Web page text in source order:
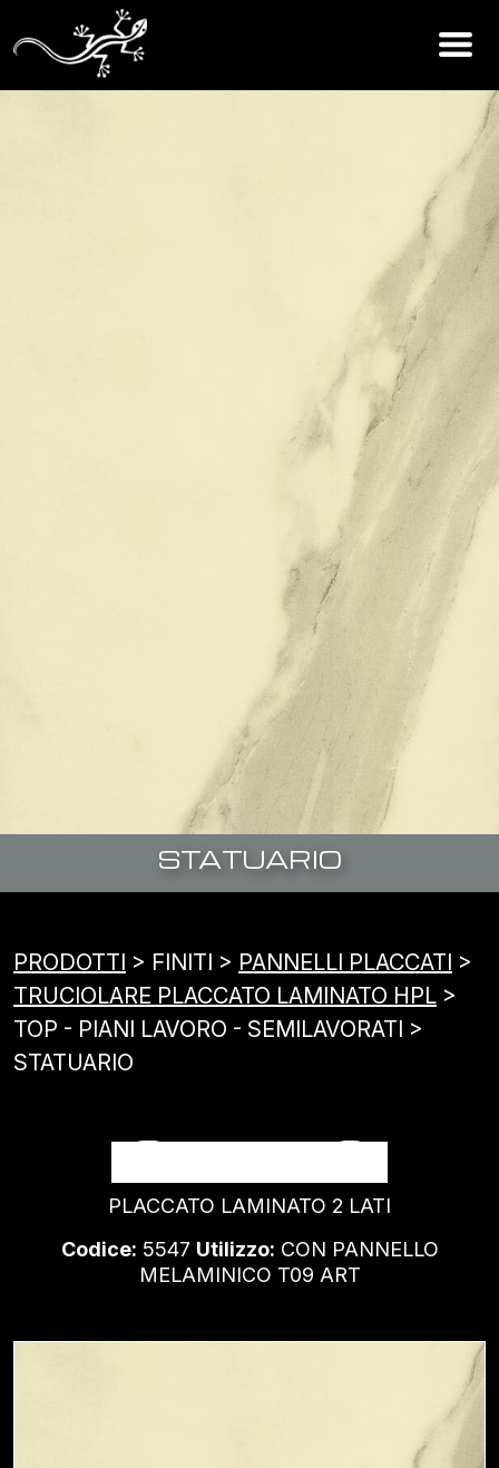
STATUARIO
PRODOTTI > FINITI > PANNELLI PLACCATI >
TRUCIOLARE PLACCATO LAMINATO HPL >
TOP - PIANI LAVORO - SEMILAVORATI >
STATUARIO
STATUARIO
PLACCATO LAMINATO 2 LATI
Codice: 5547 Utilizzo: CON PANNELLO
MELAMINICO T09 ART